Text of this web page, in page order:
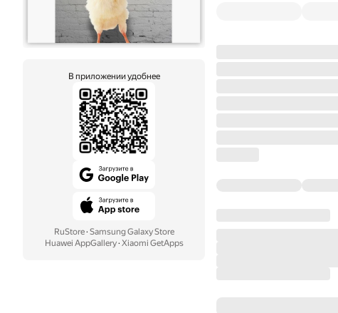
В приложении удобнее
RuStore· Samsung Galaxy Store
Huawei AppGallery· Xiaomi GetApps